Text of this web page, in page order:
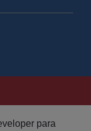
para